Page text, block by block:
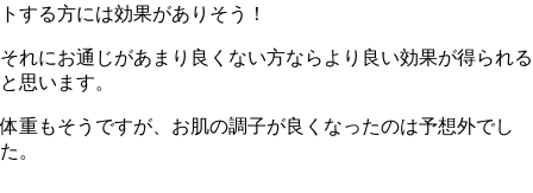
トする方には効果がありそう！
それにお通じがあまり良くない方ならより良い効果が得られる
と思います。
体重もそうですが、お肌の調子が良くなったのは予想外でし
た。